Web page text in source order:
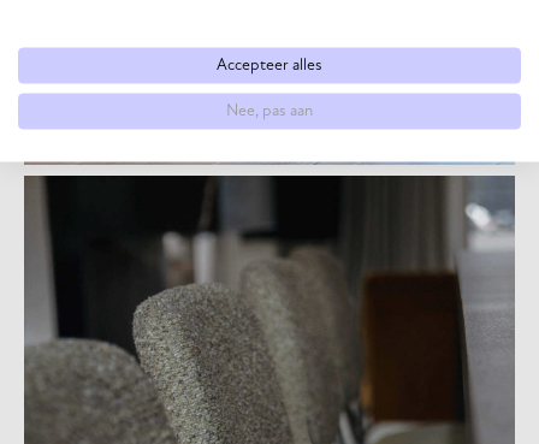
Accepteer alles
Nee, pas aan